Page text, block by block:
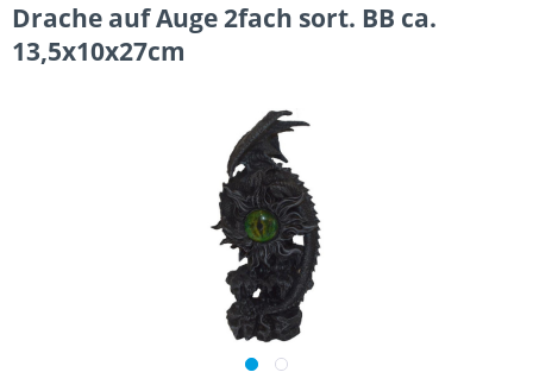
Drache auf Auge 2fach sort. BB ca.
13,5x10x27cm